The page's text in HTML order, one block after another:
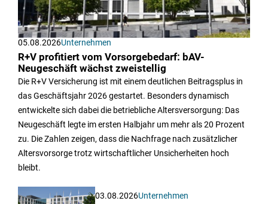
05.08.2026Unternehmen
R+V profitiert vom Vorsorgebedarf: bAV-
Neugeschäft wächst zweistellig
Die R+V Versicherung ist mit einem deutlichen Beitragsplus in
das Geschäftsjahr 2026 gestartet. Besonders dynamisch
entwickelte sich dabei die betriebliche Altersversorgung: Das
Neugeschäft legte im ersten Halbjahr um mehr als 20 Prozent
zu. Die Zahlen zeigen, dass die Nachfrage nach zusätzlicher
Altersvorsorge trotz wirtschaftlicher Unsicherheiten hoch
bleibt.
03.08.2026Unternehmen